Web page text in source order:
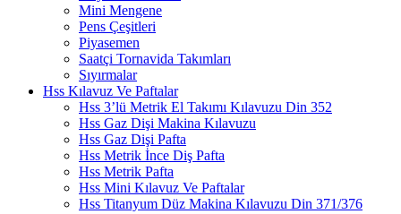
Mini Mengene
Pens Çeşitleri
Piyasemen
Saatçi Tornavida Takımları
Sıyırmalar
Hss Kılavuz Ve Paftalar
Hss 3’lü Metrik El Takımı Kılavuzu Din 352
Hss Gaz Dişi Makina Kılavuzu
Hss Gaz Dişi Pafta
Hss Metrik İnce Diş Pafta
Hss Metrik Pafta
Hss Mini Kılavuz Ve Paftalar
Hss Titanyum Düz Makina Kılavuzu Din 371/376